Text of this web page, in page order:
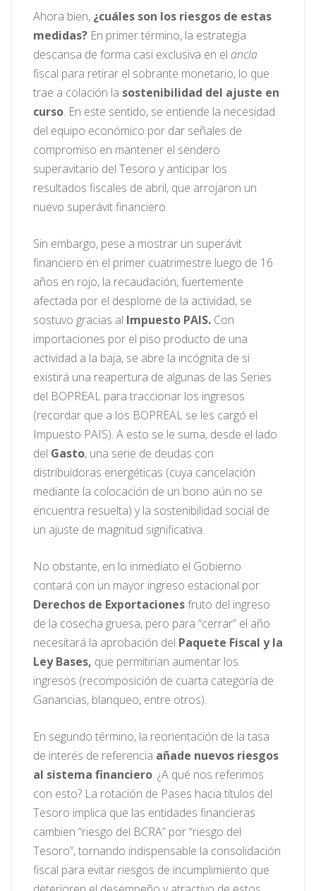
Ahora bien, ¿cuáles son los riesgos de estas
medidas? En primer término, la estrategia
descansa de forma casi exclusiva en el ancla
fiscal para retirar el sobrante monetario, lo que
trae a colación la sostenibilidad del ajuste en
curso. En este sentido, se entiende la necesidad
del equipo económico por dar señales de
compromiso en mantener el sendero
superavitario del Tesoro y anticipar los
resultados fiscales de abril, que arrojaron un
nuevo superávit financiero.
Sin embargo, pese a mostrar un superávit
financiero en el primer cuatrimestre luego de 16
años en rojo, la recaudación, fuertemente
afectada por el desplome de la actividad, se
sostuvo gracias al Impuesto PAIS. Con
importaciones por el piso producto de una
actividad a la baja, se abre la incógnita de si
existirá una reapertura de algunas de las Series
del BOPREAL para traccionar los ingresos
(recordar que a los BOPREAL se les cargó el
Impuesto PAIS). A esto se le suma, desde el lado
del Gasto, una serie de deudas con
distribuidoras energéticas (cuya cancelación
mediante la colocación de un bono aún no se
encuentra resuelta) y la sostenibilidad social de
un ajuste de magnitud significativa.
No obstante, en lo inmediato el Gobierno
contará con un mayor ingreso estacional por
Derechos de Exportacionesfruto del ingreso
de la cosecha gruesa, pero para “cerrar” el año
necesitará la aprobación del Paquete Fiscal y la
Ley Bases, que permitirían aumentar los
ingresos (recomposición de cuarta categoría de
Ganancias, blanqueo, entre otros).
En segundo término, la reorientación de la tasa
de interés de referencia añade nuevos riesgos
al sistema financiero. ¿A qué nos referimos
con esto? La rotación de Pases hacia títulos del
Tesoro implica que las entidades financieras
cambien “riesgo del BCRA” por “riesgo del
Tesoro”, tornando indispensable la consolidación
fiscal para evitar riesgos de incumplimiento que